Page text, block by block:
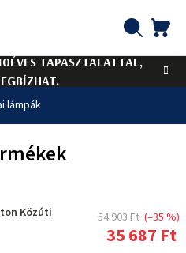
TAPASZTALATTAL,
lámpák
Közúti
54 903 Ft (–35 %)
35 687 Ft